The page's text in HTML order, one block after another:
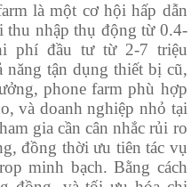
là một cơ hội hấp dẫn
thu nhập thụ động từ 0.4-
phí đầu tư từ 2-7 triệu
tận dụng thiết bị cũ,
phone farm phù hợp
và doanh nghiệp nhỏ tại
gia cần cân nhắc rủi ro
đồng thời ưu tiên tác vụ
minh bạch. Bằng cách